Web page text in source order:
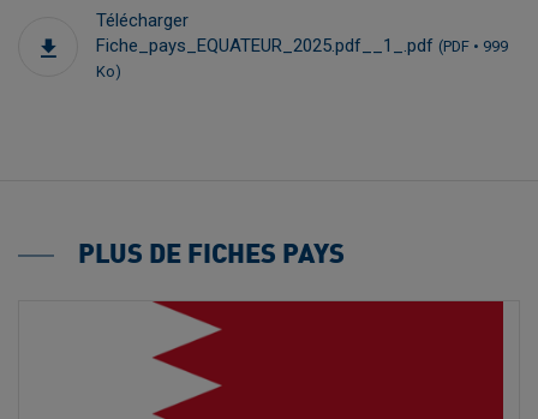
Télécharger
Fiche_pays_EQUATEUR_2025.pdf__1_.pdf (PDF • 999
Ko)
PLUS DE FICHES PAYS